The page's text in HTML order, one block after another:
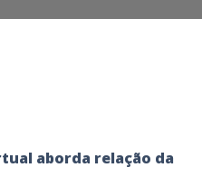
aborda relação da